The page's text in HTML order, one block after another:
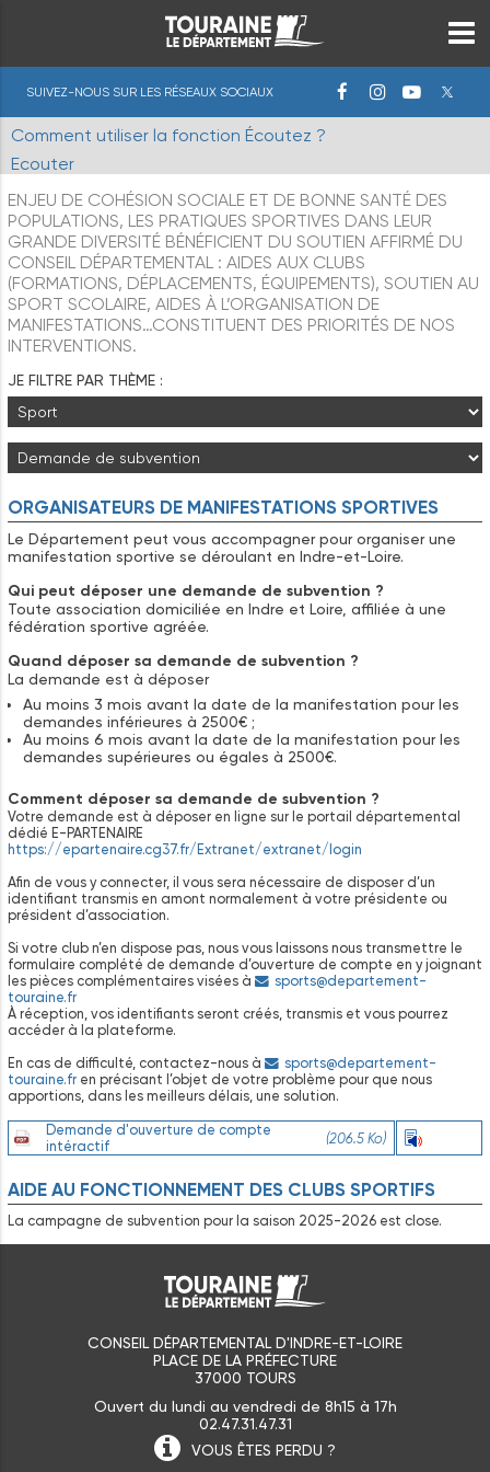
SUIVEZ-NOUS SUR LES RÉSEAUX SOCIAUX
Comment utiliser la fonction Écoutez ?
Ecouter
ENJEU DE COHÉSION SOCIALE ET DE BONNE SANTÉ DES
POPULATIONS, LES PRATIQUES SPORTIVES DANS LEUR
GRANDE DIVERSITÉ BÉNÉFICIENT DU SOUTIEN AFFIRMÉ DU
CONSEIL DÉPARTEMENTAL : AIDES AUX CLUBS
(FORMATIONS, DÉPLACEMENTS, ÉQUIPEMENTS), SOUTIEN AU
SPORT SCOLAIRE, AIDES À L’ORGANISATION DE
MANIFESTATIONS…CONSTITUENT DES PRIORITÉS DE NOS
INTERVENTIONS.
JE FILTRE PAR THÈME :
ORGANISATEURS DE MANIFESTATIONS SPORTIVES
Le Département peut vous accompagner pour organiser une
manifestation sportive se déroulant en Indre-et-Loire.
Qui peut déposer une demande de subvention ?
Toute association domiciliée en Indre et Loire, affiliée à une
fédération sportive agréée.
Quand déposer sa demande de subvention ?
La demande est à déposer
Au moins 3 mois avant la date de la manifestation pour les
demandes inférieures à 2500€ ;
Au moins 6 mois avant la date de la manifestation pour les
demandes supérieures ou égales à 2500€.
Comment déposer sa demande de subvention ?
Votre demande est à déposer en ligne sur le portail départemental
dédié E-PARTENAIRE
https://epartenaire.cg37.fr/Extranet/extranet/login
Afin de vous y connecter, il vous sera nécessaire de disposer d’un
identifiant transmis en amont normalement à votre présidente ou
président d’association.
Si votre club n’en dispose pas, nous vous laissons nous transmettre le
formulaire complété de demande d’ouverture de compte en y joignant
les pièces complémentaires visées à
sports@departement-
touraine.fr
À réception, vos identifiants seront créés, transmis et vous pourrez
accéder à la plateforme.
En cas de difficulté, contactez-nous à
sports@departement-
touraine.fr en précisant l’objet de votre problème pour que nous
apportions, dans les meilleurs délais, une solution.
Demande d'ouverture de compte
intéractif
(206.5 Ko)
AIDE AU FONCTIONNEMENT DES CLUBS SPORTIFS
La campagne de subvention pour la saison 2025-2026 est close.
CONSEIL DÉPARTEMENTAL D'INDRE-ET-LOIRE
PLACE DE LA PRÉFECTURE
37000 TOURS
Ouvert du lundi au vendredi de 8h15 à 17h
02.47.31.47.31
VOUS ÊTES PERDU ?